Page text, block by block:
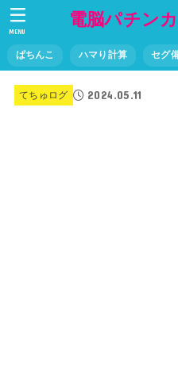
電脳パチン
ぱちんこ ハマり計算 セグ
MENU
てちゅログ 2024.05.11